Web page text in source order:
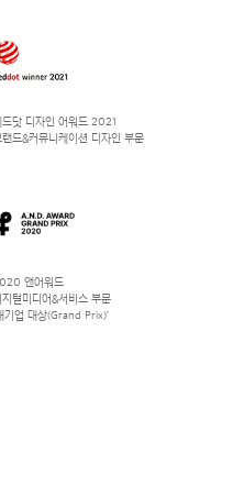
드닷 디자인 어워드 2021
랜드&커뮤니케이션 디자인 부문
앤어워드
지털미디어&서비스 부문
기업 대상(Grand Prix)’